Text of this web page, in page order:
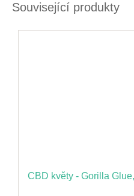
Související produkty
CBD květy - Gorilla